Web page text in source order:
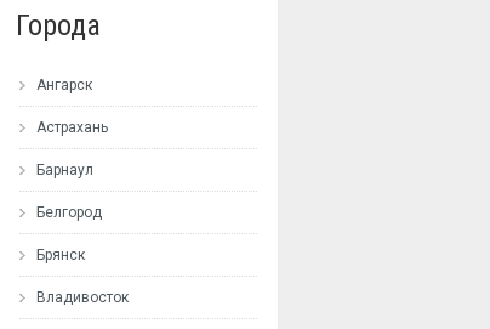
Города
Ангарск
Астрахань
Барнаул
Белгород
Брянск
Владивосток